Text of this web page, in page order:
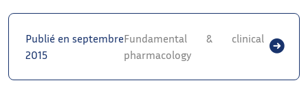
Publié en septembre
2015
Fundamental & clinical
pharmacology